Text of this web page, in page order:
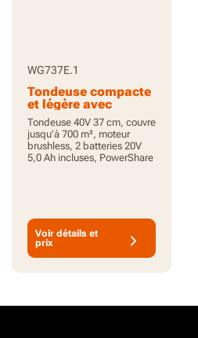
WG737E.1
Tondeuse compacte
et légère avec
autonomie
prolongée
Tondeuse 40V 37 cm, couvre
jusqu’à 700 m², moteur
brushless, 2 batteries 20V
5,0 Ah incluses, PowerShare
Voir détails et
prix